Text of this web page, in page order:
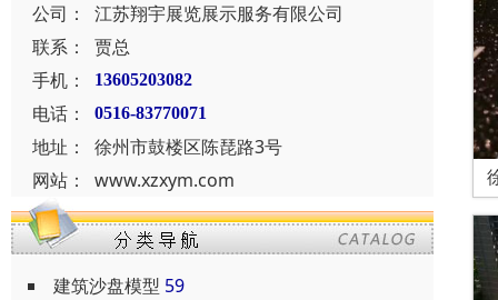
公司：
江苏翔宇展览展示服务有限公司
联系：
贾总
手机：
13605203082
电话： 0516-83770071
地址：
徐州市鼓楼区陈琵路3号
网站：
www.xzxym.com
建筑沙盘模型 59